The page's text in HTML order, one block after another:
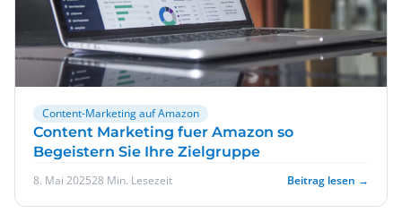
Content-Marketing auf Amazon
Content Marketing fuer Amazon so
Begeistern Sie Ihre Zielgruppe
8. Mai 202528 Min. Lesezeit Beitrag lesen →